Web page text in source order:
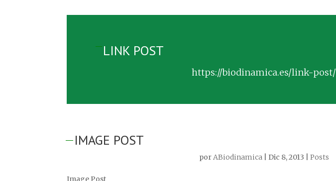
LINK POST
https://biodinamica.es/link-post/
IMAGE POST
porABiodinamica| Dic 8, 2013 Posts
Image Post